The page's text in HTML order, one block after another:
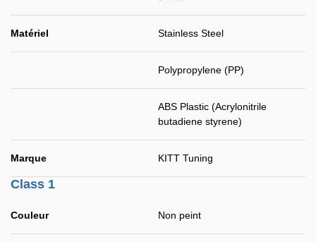
Matériel Stainless Steel
Polypropylene (PP)
ABS Plastic (Acrylonitrile
butadiene styrene)
Marque KITT Tuning
Class 1
Couleur Non peint